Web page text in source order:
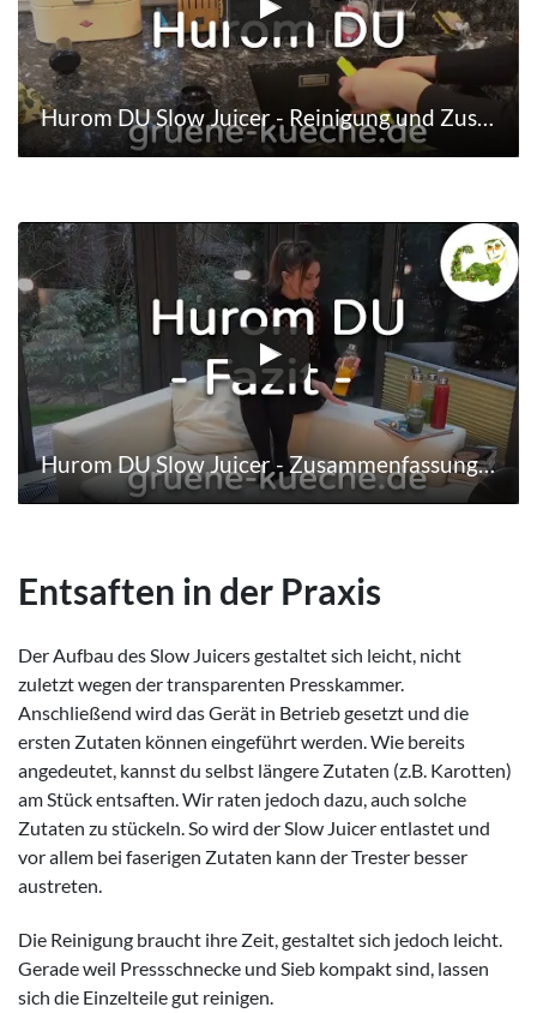
Hurom DU Slow Juicer - Zusammenfassung (Teil 6/6)
Entsaften in der Praxis
Der Aufbau des Slow Juicers gestaltet sich leicht, nicht
zuletzt wegen der transparenten Presskammer.
Anschließend wird das Gerät in Betrieb gesetzt und die
ersten Zutaten können eingeführt werden. Wie bereits
angedeutet, kannst du selbst längere Zutaten (z.B. Karotten)
am Stück entsaften. Wir raten jedoch dazu, auch solche
Zutaten zu stückeln. So wird der Slow Juicer entlastet und
vor allem bei faserigen Zutaten kann der Trester besser
austreten.
Die Reinigung braucht ihre Zeit, gestaltet sich jedoch leicht.
Gerade weil Pressschnecke und Sieb kompakt sind, lassen
sich die Einzelteile gut reinigen.